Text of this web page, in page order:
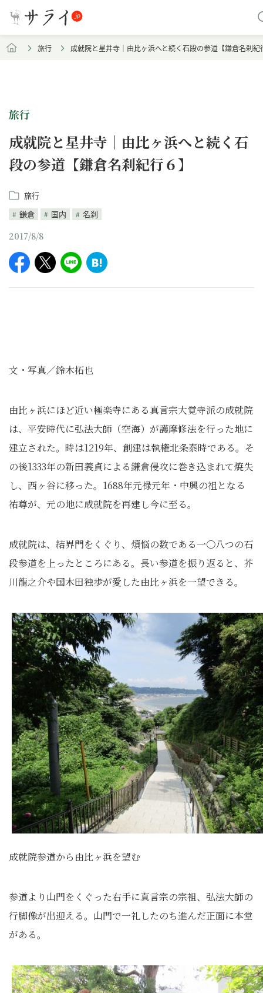
旅行 成就院と星井寺｜由比ヶ浜へと続く石段の参道【鎌倉名刹紀
旅行
成就院と星井寺｜由比ヶ浜へと続く石
段の参道【鎌倉名刹紀行６】
旅行
鎌倉
国内 名刹
2017/8/8
文・写真／鈴木拓也
由比ヶ浜にほど近い極楽寺にある真言宗大覚寺派の成就院
は、平安時代に弘法大師（空海）が護摩修法を行った地に
建立された。時は1219年、創建は執権北条泰時である。そ
の後1333年の新田義貞による鎌倉侵攻に巻き込まれて焼失
し、西ヶ谷に移った。1688年元禄元年・中興の祖となる
祐尊が、元の地に成就院を再建し今に至る。
成就院は、結界門をくぐり、煩悩の数である一〇八つの石
段参道を上ったところにある。長い参道を振り返ると、芥
川龍之介や国木田独歩が愛した由比ヶ浜を一望できる。
成就院参道から由比ヶ浜を望む
参道より山門をくぐった右手に真言宗の宗祖、弘法大師の
行脚像が出迎える。山門で一礼したのち進んだ正面に本堂
がある。